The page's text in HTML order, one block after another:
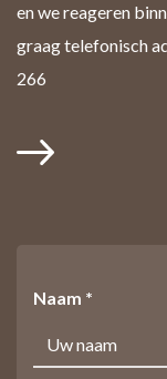
en we reageren
graag telefonisch
266
Naam *